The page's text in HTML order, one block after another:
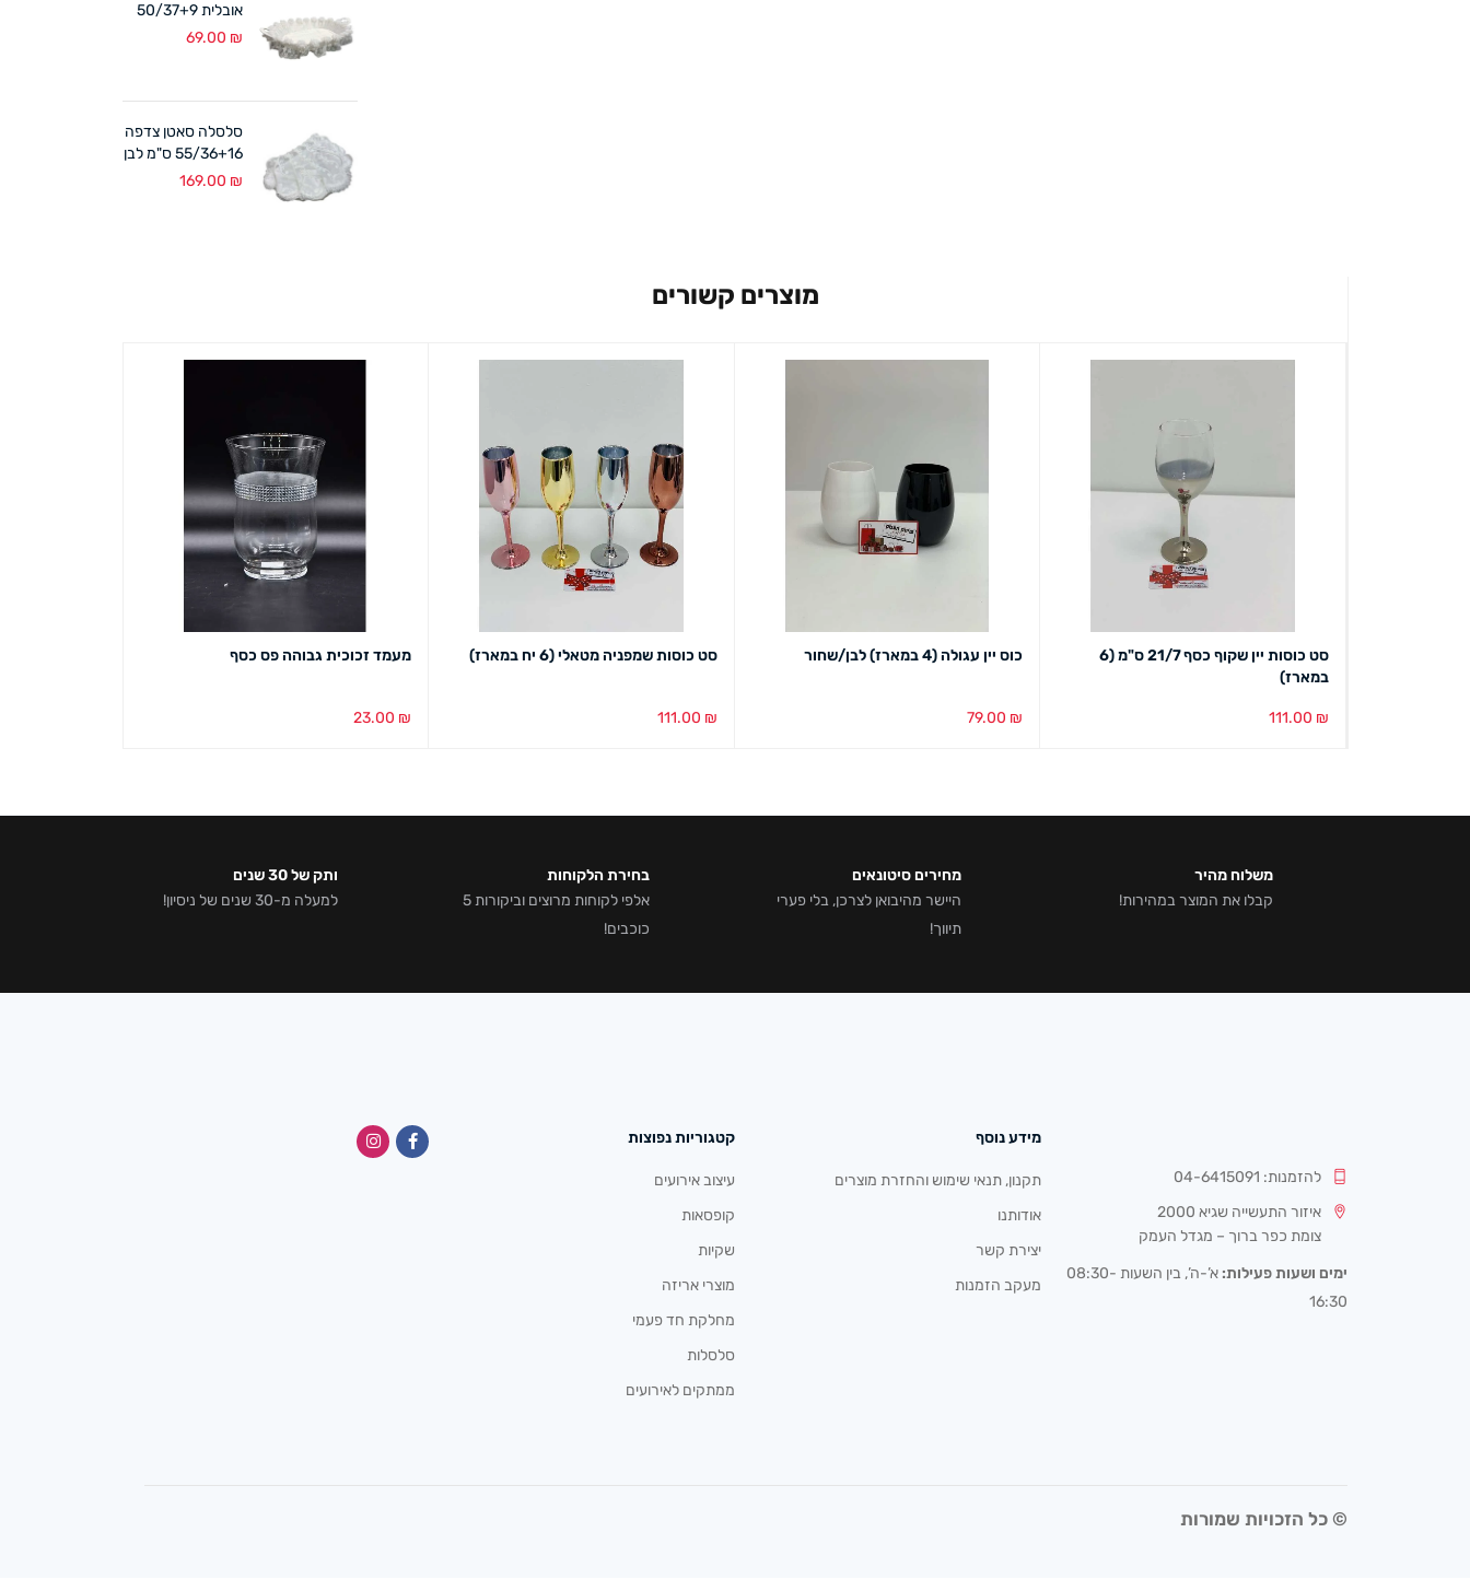
אובלית 50/37+9
ס"מ לבן
69.00 ₪
סלסלה סאטן צדפה
55/36+16 ס"מ לבן
169.00 ₪
מוצרים קשורים
סט כוסות יין שקוף כסף 21/7 ס"מ (6
במארז)
111.00 ₪
כוס יין עגולה (4 במארז) לבן/שחור
79.00 ₪
סט כוסות שמפניה מטאלי (6 יח במארז)
111.00 ₪
מעמד זכוכית גבוהה פס כסף
23.00 ₪
משלוח מהיר
קבלו את המוצר במהירות!
מחירים סיטונאים
היישר מהיבואן לצרכן, בלי פערי
תיווך!
בחירת הלקוחות
אלפי לקוחות מרוצים וביקורות 5
כוכבים!
ותק של 30 שנים
למעלה מ-30 שנים של ניסיון!
להזמנות: 04-6415091
איזור התעשייה שגיא 2000
צומת כפר ברוך – מגדל העמק
ימים ושעות פעילות:
א’-ה’, בין השעות 08:30-
16:30
מידע נוסף
תקנון, תנאי שימוש והחזרת מוצרים
אודותנו
יצירת קשר
מעקב הזמנות
קטגוריות נפוצות
עיצוב אירועים
קופסאות
שקיות
מוצרי אריזה
מחלקת חד פעמי
סלסלות
ממתקים לאירועים
© כל הזכויות שמורות